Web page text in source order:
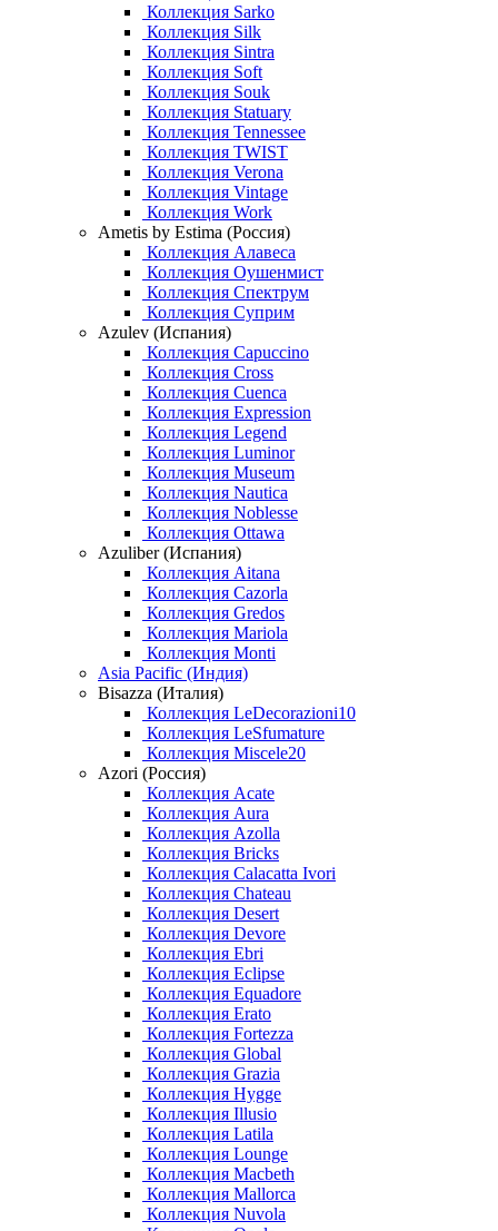
Коллекция Sarko
Коллекция Silk
Коллекция Sintra
Коллекция Soft
Коллекция Souk
Коллекция Statuary
Коллекция Tennessee
Коллекция TWIST
Коллекция Verona
Коллекция Vintage
Коллекция Work
Ametis by Estima (Россия)
Коллекция Алавеса
Коллекция Оушенмист
Коллекция Спектрум
Коллекция Суприм
Azulev (Испания)
Коллекция Capuccino
Коллекция Cross
Коллекция Cuenca
Коллекция Expression
Коллекция Legend
Коллекция Luminor
Коллекция Museum
Коллекция Nautica
Коллекция Noblesse
Коллекция Ottawa
Azuliber (Испания)
Коллекция Aitana
Коллекция Cazorla
Коллекция Gredos
Коллекция Mariola
Коллекция Monti
Asia Pacific (Индия)
Bisazza (Италия)
Коллекция LeDecorazioni10
Коллекция LeSfumature
Коллекция Miscele20
Azori (Россия)
Коллекция Acate
Коллекция Aura
Коллекция Azolla
Коллекция Bricks
Коллекция Calacatta Ivori
Коллекция Chateau
Коллекция Desert
Коллекция Devore
Коллекция Ebri
Коллекция Eclipse
Коллекция Equadore
Коллекция Erato
Коллекция Fortezza
Коллекция Global
Коллекция Grazia
Коллекция Hygge
Коллекция Illusio
Коллекция Latila
Коллекция Lounge
Коллекция Macbeth
Коллекция Mallorca
Коллекция Nuvola